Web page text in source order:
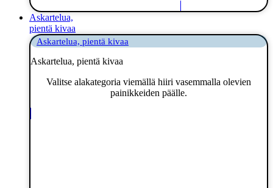
Askartelua,
pientä kivaa
Askartelua, pientä kivaa
Askartelua, pientä kivaa
Valitse alakategoria viemällä hiiri vasemmalla olevien
painikkeiden päälle.